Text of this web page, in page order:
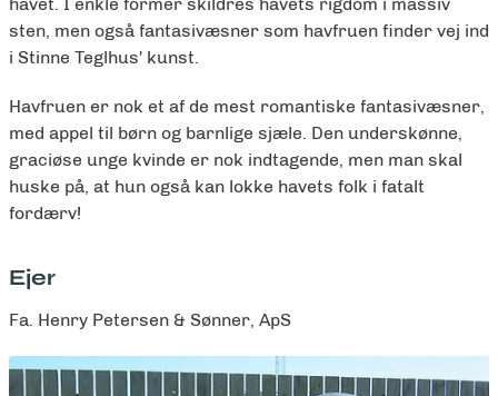
sten, men også fantasivæsner som havfruen finder vej ind
i Stinne Teglhus' kunst.
Havfruen er nok et af de mest romantiske fantasivæsner,
med appel til børn og barnlige sjæle. Den underskønne,
graciøse unge kvinde er nok indtagende, men man skal
huske på, at hun også kan lokke havets folk i fatalt
fordærv!
Ejer
Fa. Henry Petersen & Sønner, ApS